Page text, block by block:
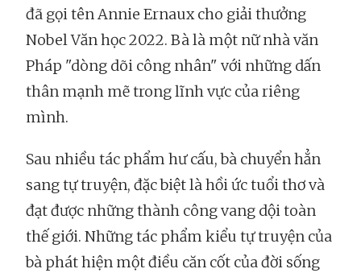
đã gọi tên Annie Ernaux cho giải thưởng
Nobel Văn học 2022. Bà là một nữ nhà văn
Pháp "dòng dõi công nhân" với những dấn
thân mạnh mẽ trong lĩnh vực của riêng
mình.
Sau nhiều tác phẩm hư cấu, bà chuyển hẳn
sang tự truyện, đặc biệt là hồi ức tuổi thơ và
đạt được những thành công vang dội toàn
thế giới. Những tác phẩm kiểu tự truyện của
bà phát hiện một điều căn cốt của đời sống